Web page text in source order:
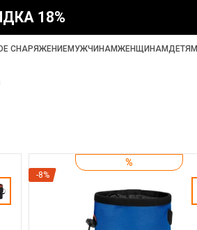
18%
СНАРЯЖЕНИЕМУЖЧИНАМЖЕНЩИНАМДЕТЯМ
%
-8%